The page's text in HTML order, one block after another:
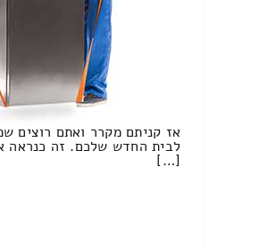
אז קניתם מקרר ואתם רוצים
לבית החדש שלכם. זה כנראה
[…]